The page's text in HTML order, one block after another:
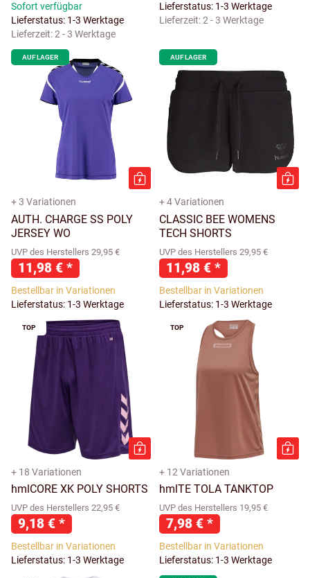
Sofort verfügbar
Lieferstatus: 1-3 Werktage
Lieferzeit:2 - 3 Werktage
Lieferstatus: 1-3 Werktage
Lieferzeit:2 - 3 Werktage
AUF LAGER
+ 3 Variationen
AUTH. CHARGE SS POLY
JERSEY WO
UVP des Herstellers 29,95 €
11,98 € *
Bestellbar in Variationen
Lieferstatus: 1-3 Werktage
AUF LAGER
+ 4 Variationen
CLASSIC BEE WOMENS
TECH SHORTS
UVP des Herstellers 29,95 €
11,98 € *
Bestellbar in Variationen
Lieferstatus: 1-3 Werktage
TOP
+ 18 Variationen
hmlCORE XK POLY SHORTS
UVP des Herstellers 22,95 €
9,18 € *
Bestellbar in Variationen
Lieferstatus: 1-3 Werktage
TOP
+ 12 Variationen
hmlTE TOLA TANKTOP
UVP des Herstellers 19,95 €
7,98 € *
Bestellbar in Variationen
Lieferstatus: 1-3 Werktage